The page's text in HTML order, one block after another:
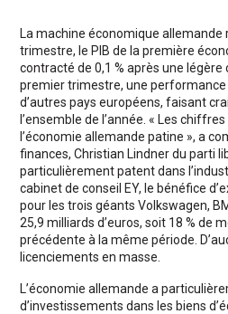
La machine économique
trimestre, le PIB de la première
contracté de 0,1 % après une légère
premier trimestre, une performance
d’autres pays européens, faisant
l’ensemble de l’année. « Les
l’économie allemande patine », a
finances, Christian Lindner du parti
particulièrement patent dans
cabinet de conseil EY, le bénéfice
pour les trois géants Volkswagen,
25,9 milliards d’euros, soit 18 % de
précédente à la même période.
licenciements en masse.
L’économie allemande a
d’investissements dans les biens